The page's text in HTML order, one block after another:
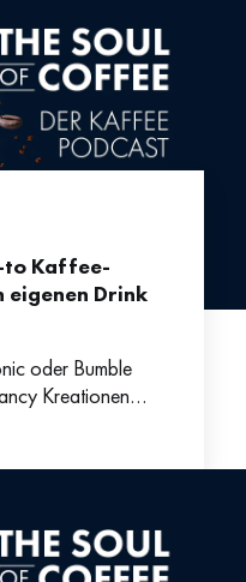
to Kaffee-
eigenen Drink
oder Bumble
Kreationen